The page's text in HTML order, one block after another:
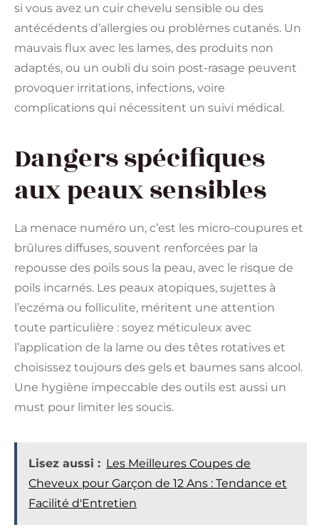
si vous avez un cuir chevelu sensible ou des
antécédents d’allergies ou problèmes cutanés. Un
mauvais flux avec les lames, des produits non
adaptés, ou un oubli du soin post-rasage peuvent
provoquer irritations, infections, voire
complications qui nécessitent un suivi médical.
Dangers spécifiques
aux peaux sensibles
La menace numéro un, c’est les micro-coupures et
brûlures diffuses, souvent renforcées par la
repousse des poils sous la peau, avec le risque de
poils incarnés. Les peaux atopiques, sujettes à
l’eczéma ou folliculite, méritent une attention
toute particulière : soyez méticuleux avec
l’application de la lame ou des têtes rotatives et
choisissez toujours des gels et baumes sans alcool.
Une hygiène impeccable des outils est aussi un
must pour limiter les soucis.
Lisez aussi : Les Meilleures Coupes de
Cheveux pour Garçon de 12 Ans : Tendance et
Facilité d'Entretien